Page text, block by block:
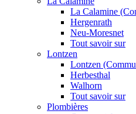
La Calamine
Hergenrath
Neu-Moresnet
Tout savoir sur
Lontzen
Lontzen
Herbesthal
Walhorn
Tout savoir sur
Plombières